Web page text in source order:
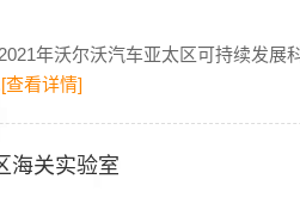
年沃尔沃汽车亚太区可持续发展
[查看详情]
海关实验室